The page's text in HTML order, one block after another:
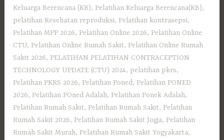
Keluarga Berencana (KB), Pelatihan Keluarga Berencana(KB),
pelatihan Kesehatan reproduksi, Pelatihan kontrasepsi,
Pelatihan MPP 2026, Pelatihan Online 2026, Pelatihan Online
CTU, Pelatihan Online Rumah Sakit, Pelatihan Online Rumah
Sakit 2026, PELATIHAN PELATIHAN CONTRACEPTION
TECHNOLOGY UPDATE (CTU) 2024, pelatihan pkrs,
Pelatihan PKRS 2026, Pelatihan Poned, Pelatihan PONED
2026, Pelatihan POned Adalah, Pelatihan Ponek Adalah,
Pelatihan Rumah Sakit, Pelatihan Rumah Sakit‎, Pelatihan
Rumah Sakit 2026, Pelatihan Rumah Sakit Jogja, Pelatihan
Rumah Sakit Murah, Pelatihan Rumah Sakit Yogyakarta,